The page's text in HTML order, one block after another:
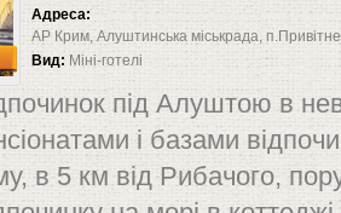
Адреса:
АР Крим, Алуштинська міськрада,
Вид: Міні-готелі
під Алуштою в
і базами
в 5 км від Рибачого,